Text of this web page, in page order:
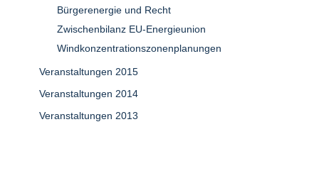
Bürgerenergie und Recht
Zwischenbilanz EU-Energieunion
Windkonzentrationszonenplanungen
Veranstaltungen 2015
Veranstaltungen 2014
Veranstaltungen 2013